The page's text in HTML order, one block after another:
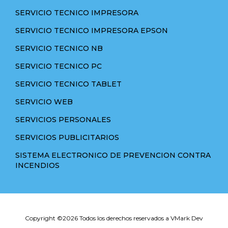
SERVICIO TECNICO IMPRESORA
SERVICIO TECNICO IMPRESORA EPSON
SERVICIO TECNICO NB
SERVICIO TECNICO PC
SERVICIO TECNICO TABLET
SERVICIO WEB
SERVICIOS PERSONALES
SERVICIOS PUBLICITARIOS
SISTEMA ELECTRONICO DE PREVENCION CONTRA
INCENDIOS
Copyright ©2026 Todos los derechos reservados a VMark Dev